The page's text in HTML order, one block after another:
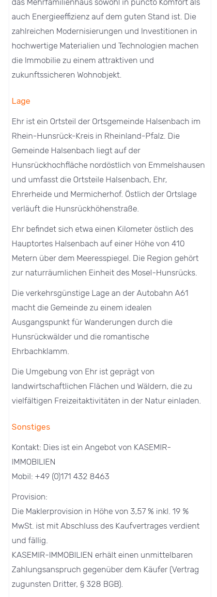
auch Energieeffizienz auf dem guten Stand ist. Die
zahlreichen Modernisierungen und Investitionen in
hochwertige Materialien und Technologien machen
die Immobilie zu einem attraktiven und
zukunftssicheren Wohnobjekt.
Lage
Ehr ist ein Ortsteil der Ortsgemeinde Halsenbach im
Rhein-Hunsrück-Kreis in Rheinland-Pfalz. Die
Gemeinde Halsenbach liegt auf der
Hunsrückhochfläche nordöstlich von Emmelshausen
und umfasst die Ortsteile Halsenbach, Ehr,
Ehrerheide und Mermicherhof. Östlich der Ortslage
verläuft die Hunsrückhöhenstraße.
Ehr befindet sich etwa einen Kilometer östlich des
Hauptortes Halsenbach auf einer Höhe von 410
Metern über dem Meeresspiegel. Die Region gehört
zur naturräumlichen Einheit des Mosel-Hunsrücks.
Die verkehrsgünstige Lage an der Autobahn A61
macht die Gemeinde zu einem idealen
Ausgangspunkt für Wanderungen durch die
Hunsrückwälder und die romantische
Ehrbachklamm.
Die Umgebung von Ehr ist geprägt von
landwirtschaftlichen Flächen und Wäldern, die zu
vielfältigen Freizeitaktivitäten in der Natur einladen.
Sonstiges
Kontakt: Dies ist ein Angebot von KASEMIR-
IMMOBILIEN
Mobil: +49 (0)171 432 8463
Provision:
Die Maklerprovision in Höhe von 3,57 % inkl. 19 %
MwSt. ist mit Abschluss des Kaufvertrages verdient
und fällig.
KASEMIR-IMMOBILIEN erhält einen unmittelbaren
Zahlungsanspruch gegenüber dem Käufer (Vertrag
zugunsten Dritter, § 328 BGB).